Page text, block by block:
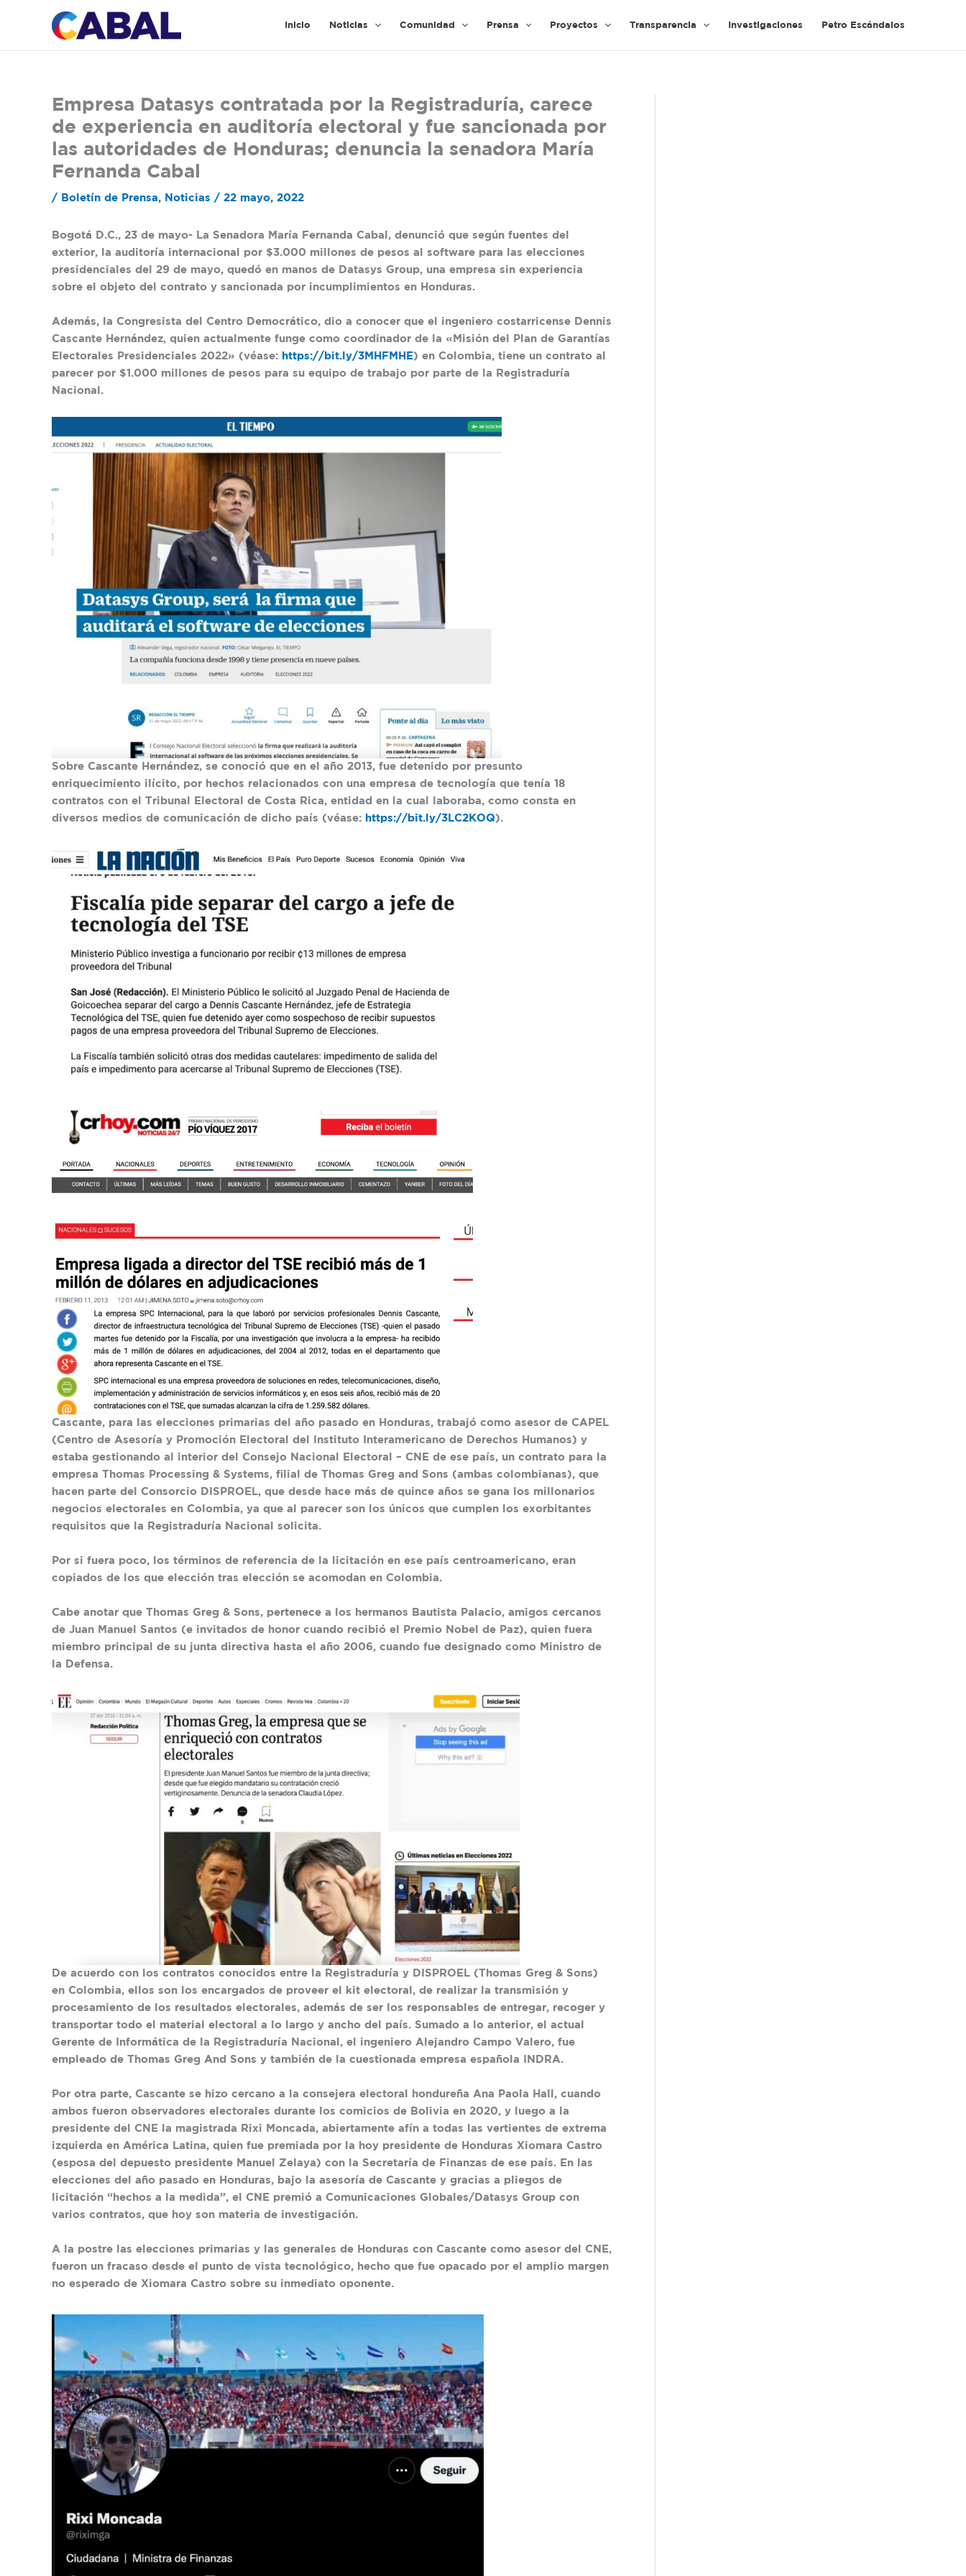
Inicio Noticias Comunidad Prensa Proyectos Transparencia Investigaciones Petro Escándalos
Empresa Datasys contratada por la Registraduría, carece
de experiencia en auditoría electoral y fue sancionada por
las autoridades de Honduras; denuncia la senadora María
Fernanda Cabal
/ Boletín de Prensa, Noticias / 22 mayo, 2022
Bogotá D.C., 23 de mayo- La Senadora María Fernanda Cabal, denunció que según fuentes del
exterior, la auditoría internacional por $3.000 millones de pesos al software para las elecciones
presidenciales del 29 de mayo, quedó en manos de Datasys Group, una empresa sin experiencia
sobre el objeto del contrato y sancionada por incumplimientos en Honduras.
Además, la Congresista del Centro Democrático, dio a conocer que el ingeniero costarricense Dennis
Cascante Hernández, quien actualmente funge como coordinador de la «Misión del Plan de Garantías
Electorales Presidenciales 2022» (véase:
https://bit.ly/3MHFMHE) en Colombia, tiene un contrato al
parecer por $1.000 millones de pesos para su equipo de trabajo por parte de la Registraduría
Nacional.
Sobre Cascante Hernández, se conoció que en el año 2013, fue detenido por presunto
enriquecimiento ilícito, por hechos relacionados con una empresa de tecnología que tenía 18
contratos con el Tribunal Electoral de Costa Rica, entidad en la cual laboraba, como consta en
diversos medios de comunicación de dicho país (véase:
https://bit.ly/3LC2KOQ).
Cascante, para las elecciones primarias del año pasado en Honduras, trabajó como asesor de CAPEL
(Centro de Asesoría y Promoción Electoral del Instituto Interamericano de Derechos Humanos) y
estaba gestionando al interior del Consejo Nacional Electoral – CNE de ese país, un contrato para la
empresa Thomas Processing & Systems, filial de Thomas Greg and Sons (ambas colombianas), que
hacen parte del Consorcio DISPROEL, que desde hace más de quince años se gana los millonarios
negocios electorales en Colombia, ya que al parecer son los únicos que cumplen los exorbitantes
requisitos que la Registraduría Nacional solicita.
Por si fuera poco, los términos de referencia de la licitación en ese país centroamericano, eran
copiados de los que elección tras elección se acomodan en Colombia.
Cabe anotar que Thomas Greg & Sons, pertenece a los hermanos Bautista Palacio, amigos cercanos
de Juan Manuel Santos (e invitados de honor cuando recibió el Premio Nobel de Paz), quien fuera
miembro principal de su junta directiva hasta el año 2006, cuando fue designado como Ministro de
la Defensa.
De acuerdo con los contratos conocidos entre la Registraduría y DISPROEL (Thomas Greg & Sons)
en Colombia, ellos son los encargados de proveer el kit electoral, de realizar la transmisión y
procesamiento de los resultados electorales, además de ser los responsables de entregar, recoger y
transportar todo el material electoral a lo largo y ancho del país. Sumado a lo anterior, el actual
Gerente de Informática de la Registraduría Nacional, el ingeniero Alejandro Campo Valero, fue
empleado de Thomas Greg And Sons y también de la cuestionada empresa española INDRA.
Por otra parte, Cascante se hizo cercano a la consejera electoral hondureña Ana Paola Hall, cuando
ambos fueron observadores electorales durante los comicios de Bolivia en 2020, y luego a la
presidente del CNE la magistrada Rixi Moncada, abiertamente afín a todas las vertientes de extrema
izquierda en América Latina, quien fue premiada por la hoy presidente de Honduras Xiomara Castro
(esposa del depuesto presidente Manuel Zelaya) con la Secretaría de Finanzas de ese país. En las
elecciones del año pasado en Honduras, bajo la asesoría de Cascante y gracias a pliegos de
licitación “hechos a la medida”, el CNE premió a Comunicaciones Globales/Datasys Group con
varios contratos, que hoy son materia de investigación.
A la postre las elecciones primarias y las generales de Honduras con Cascante como asesor del CNE,
fueron un fracaso desde el punto de vista tecnológico, hecho que fue opacado por el amplio margen
no esperado de Xiomara Castro sobre su inmediato oponente.